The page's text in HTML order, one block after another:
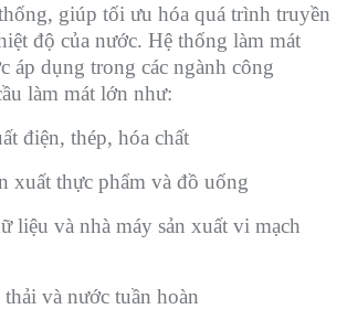
giúp tối ưu hóa quá trình truyền
độ của nước. Hệ thống làm mát
áp dụng trong các ngành công
làm mát lớn như:
điện, thép, hóa chất
xuất thực phẩm và đồ uống
liệu và nhà máy sản xuất vi mạch
và nước tuần hoàn